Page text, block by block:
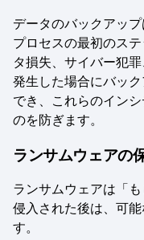
データのバックアッ
プロセスの最初のス
タ損失、サイバー犯
発生した場合にバッ
でき、これらのイン
のを防ぎます。
ランサムウェアの
ランサムウェアは「
侵入された後は、可
す。